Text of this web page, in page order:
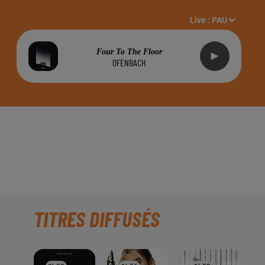
Live : PAU
Four To The Floor
OFENBACH
TITRES DIFFUSÉS